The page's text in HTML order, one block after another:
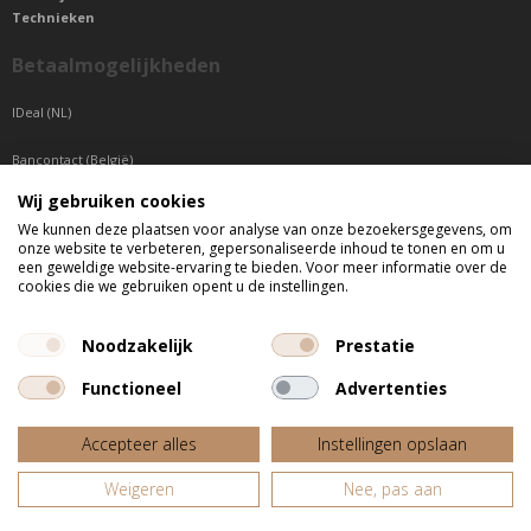
Technieken
Betaalmogelijkheden
IDeal (NL)
Bancontact (België)
Sepa betaling (Overige landen)
Telefonisch bereikbaar
Website door
Fastware
Wij gebruiken cookies
We kunnen deze plaatsen voor analyse van onze bezoekersgegevens, om
onze website te verbeteren, gepersonaliseerde inhoud te tonen en om u
een geweldige website-ervaring te bieden. Voor meer informatie over de
cookies die we gebruiken opent u de instellingen.
Noodzakelijk
Prestatie
Functioneel
Advertenties
Accepteer alles
Instellingen opslaan
Weigeren
Nee, pas aan